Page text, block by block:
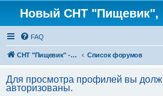
Новый СНТ "Пищевик",
FAQ
СНТ "Пищевик" - возвращение на Главную страницу Список форумов
Для просмотра профилей вы
авторизованы.